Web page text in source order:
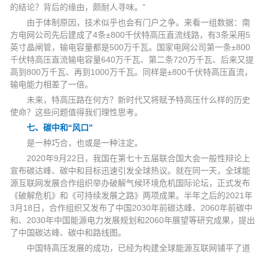
的结论？背后的缘由，颇耐人寻味。”
由于体制原因，技术似乎也会有门户之争。来看一组数据：南
方电网公司先后建成了4条±800千伏特高压直流线路，有3条采用5
英寸晶闸管，输电容量都是500万千瓦。国家电网公司第一条±800
千伏特高压直流输电容量640万千瓦、第二条720万千瓦、后来又提
高到800万千瓦、再到1000万千瓦。同样是±800千伏特高压直流，
输电能力相差了一倍。
未来，特高压路在何方？新时代又将赋予特高压什么样的历史
使命？这些问题值得我们理性思考。
七、碳中和“风口”
是一种巧合，也或是一种注定。
2020年9月22日，我国在第七十五届联合国大会一般性辩论上
宣布碳达峰、碳中和目标迅速引发全球热议。就在同一天，全球能
源互联网发展合作组织举办破解气候环境危机国际论坛，正式发布
《破解危机》和《可持续发展之路》两项成果。半年之后的2021年
3月18日，合作组织又发布了中国2030年前碳达峰、2060年前碳中
和、2030年中国能源电力发展规划和2060年展望等研究成果，提出
了中国碳达峰、碳中和路线图。
中国特高压发展的成功，已经为构建全球能源互联网铺平了道